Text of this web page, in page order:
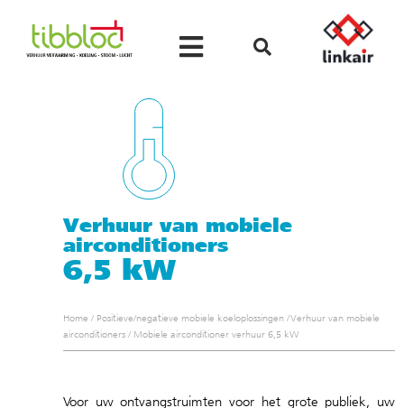
Verhuur van mobiele
airconditioners
6,5 kW
Home / Positieve/negatieve mobiele koeloplossingen /Verhuur van mobiele
airconditioners / Mobiele airconditioner verhuur 6,5 kW
Voor uw ontvangstruimten voor het grote publiek, uw